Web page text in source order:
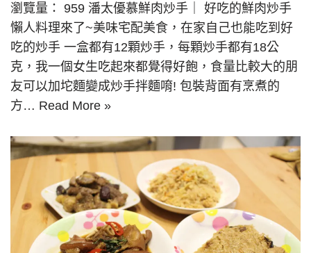
瀏覽量： 959 潘太優慕鮮肉炒手｜ 好吃的鮮肉炒手
懶人料理來了~美味宅配美食，在家自己也能吃到好
吃的炒手 一盒都有12顆炒手，每顆炒手都有18公
克，我一個女生吃起來都覺得好飽，食量比較大的朋
友可以加坨麵變成炒手拌麵唷! 包裝背面有烹煮的
方… Read More »